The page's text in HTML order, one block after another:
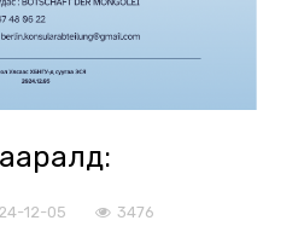
12-05 3476